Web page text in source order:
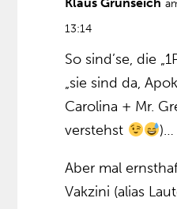
13:14
So sind’se, die
„sie sind da,
Carolina + Mr.
verstehst
)…
Aber mal
Vakzini (alias